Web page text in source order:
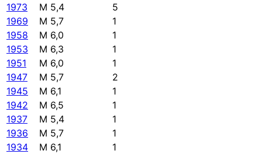
1973
M 5,4
5
1969
M 5,7
1
1958
M 6,0
1
1953
M 6,3
1
1951
M 6,0
1
1947
M 5,7
2
1945
M 6,1
1
1942
M 6,5
1
1937
M 5,4
1
1936
M 5,7
1
1934
M 6,1
1